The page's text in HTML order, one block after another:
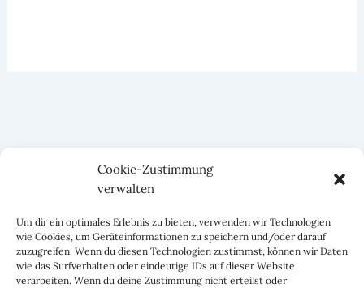
Cookie-Zustimmung
verwalten
Um dir ein optimales Erlebnis zu bieten, verwenden wir Technologien
wie Cookies, um Geräteinformationen zu speichern und/oder darauf
zuzugreifen. Wenn du diesen Technologien zustimmst, können wir Daten
wie das Surfverhalten oder eindeutige IDs auf dieser Website
verarbeiten. Wenn du deine Zustimmung nicht erteilst oder